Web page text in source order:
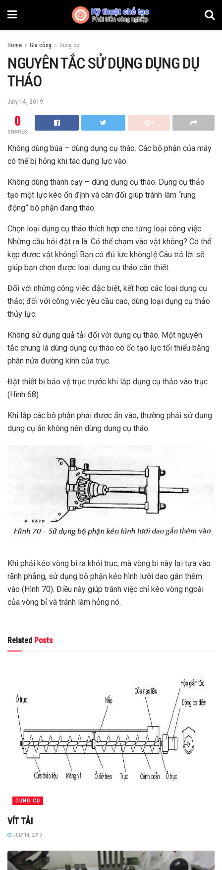
Home Gia công Dụng cụ
NGUYÊN TẮC SỬ DỤNG DỤNG DỤ
THÁO
July 14, 2019
0
SHARES
Không dùng búa – dùng dụng cụ tháo. Các bộ phận của máy
có thể bị hỏng khi tác dụng lực vào.
Không dùng thanh cạy – dùng dụng cụ tháo. Dụng cụ thảo
tạo một lực kéo ổn định và cân đối giúp tránh làm “rung
động” bộ phận đang tháo.
Chọn loại dụng cụ tháo thích hợp cho từng loại công việc.
Những cầu hỏi đặt ra là: Có thể chạm vào vật không? Có thể
kẹp được vật khôngì Bạn có đủ lực khôngIệ Câu trả lời sẽ
giúp bạn chọn được loại dụng cụ tháo cần thiết.
Đối với những công việc đặc biệt, kết hợp các loại dụng cụ
thảo; đối với công việc yêu cầu cao, dùng loại dụng cụ thảo
thủy lực.
Không sử dụng quả tải đối với dụng cụ tháo. Một nguyên
tắc chung là dùng dụng cụ tháo có ốc tạo lực tối thiểu bằng
phân nửa đường kính của trục.
Đặt thiết bị bảo vệ trục trước khi lắp dụng cụ thảo vào trục
(Hình 68).
Khi lắp các bộ phận phải được ấn vào, thường phải sử dụng
dụng cụ ấn không nên dùng dụng cụ tháo.
Khi phải kéo vòng bi ra khỏi trục, mà vòng bi này lại tựa vào
rãnh phẳng, sử dụng bộ phận kéo hình lưỡi dao gắn thêm
vào (Hình 70). Điều này giúp tránh việc chỉ kéo vòng ngoài
của vòng bỉ và tránh làm hỏng nó.
Related Posts
DỤNG CỤ
VÍT TẢI
JULY 14, 2019